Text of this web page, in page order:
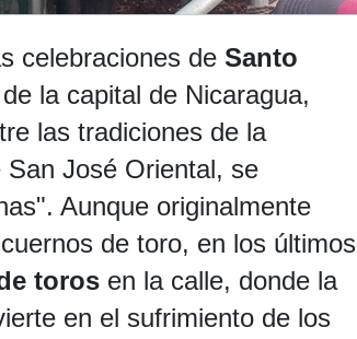
celebraciones de Santo
la capital de Nicaragua,
las tradiciones de la
José Oriental, se
Aunque originalmente
de toro, en los últimos
torosen la calle, donde la
en el sufrimiento de los